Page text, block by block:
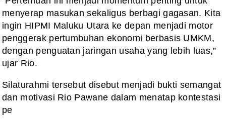
menyerap masukan sekaligus berbagi gagasan. Kita
ingin HIPMI Maluku Utara ke depan menjadi motor
penggerak pertumbuhan ekonomi berbasis UMKM,
dengan penguatan jaringan usaha yang lebih luas,”
ujar Rio.
Silaturahmi tersebut disebut menjadi bukti semangat
dan motivasi Rio Pawane dalam menatap kontestasi
pe